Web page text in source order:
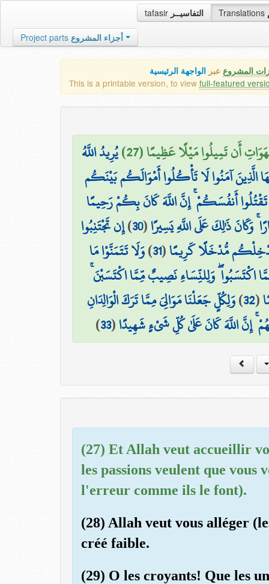
tafasir التفاسيــر Translations
Project parts أجزاء المشروع
المشروع عبر الواجهة الرئيسية
This is a printable version, to view full-featured
أَن تَمِيلُوا مَيْلًا عَظِيمًا (27)
يُرِيدُ اللَّهُ
الَّذِينَ آمَنُوا لَا تَأْكُلُوا أَمْوَالَكُم بَيْنَكُم
أَنفُسَكُمْ ۚ إِنَّ اللَّهَ كَانَ بِكُمْ رَحِيمًا
ذَٰلِكَ عَلَى اللَّهِ يَسِيرًا(
30
)إِن تَجْتَنِبُوا
مُّدْخَلًا كَرِيمًا(
31
)وَلَا تَتَمَنَّوْا مَا
وَلِلنِّسَاءِ نَصِيبٌ مِّمَّا اكْتَسَبْنَ
(
32
)وَلِكُلٍّ جَعَلْنَا مَوَالِيَ مِمَّا تَرَكَ الْوَالِدَانِ
إِنَّ اللَّهَ كَانَ عَلَىٰ كُلِّ شَيْءٍ شَهِيدًا(
33
)
(27) Et Allah veut accueillir
les passions veulent que
l'erreur comme ils le font).
(28) Allah veut vous alléger
créé faible.
(29) O les croyants! Que les